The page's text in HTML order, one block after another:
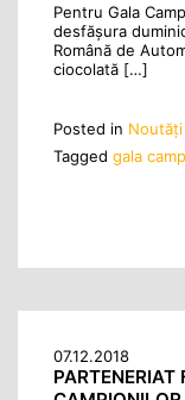
Pentru Gala
desfășura
Română de
ciocolată […]
Posted in Noutăţi
Tagged gala
07.12.2018